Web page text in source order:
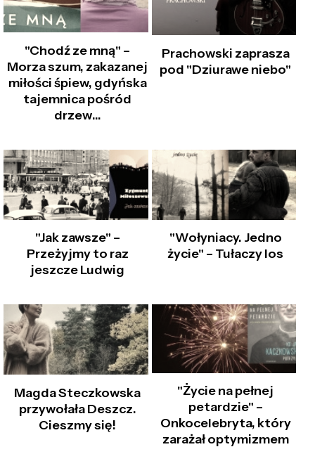
"Chodź ze mną" –
Morza szum, zakazanej
miłości śpiew, gdyńska
tajemnica pośród
drzew…
Prachowski zaprasza
pod "Dziurawe niebo"
"Jak zawsze" –
Przeżyjmy to raz
jeszcze Ludwig
"Wołyniacy. Jedno
życie" – Tułaczy los
Magda Steczkowska
przywołała Deszcz.
Cieszmy się!
"Życie na pełnej
petardzie" –
Onkocelebryta, który
zarażał optymizmem